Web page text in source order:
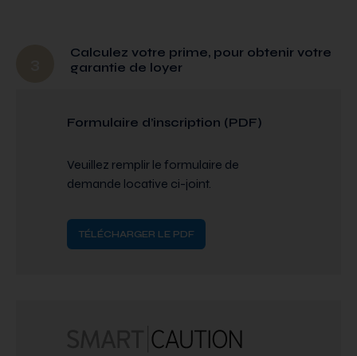
Calculez votre prime, pour obtenir votre
garantie de loyer
Formulaire d’inscription (PDF)
Veuillez remplir le formulaire de
demande locative ci-joint.
TÉLÉCHARGER LE PDF